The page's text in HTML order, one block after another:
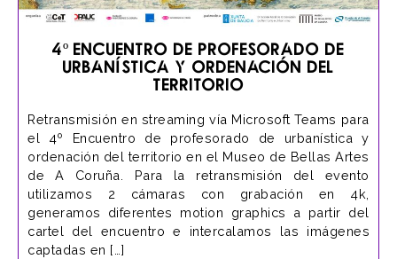
4º Encuentro de Profesorado de
Urbanística y Ordenación del
Territorio
Retransmisión en streaming vía Microsoft Teams para
el 4º Encuentro de profesorado de urbanística y
ordenación del territorio en el Museo de Bellas Artes
de A Coruña. Para la retransmisión del evento
utilizamos 2 cámaras con grabación en 4k,
generamos diferentes motion graphics a partir del
cartel del encuentro e intercalamos las imágenes
captadas en […]